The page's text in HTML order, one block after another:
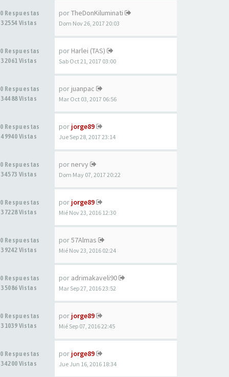
0 Respuestas
32554 Vistas
porTheDonKiluminati
Dom Nov 26, 2017 20:03
0 Respuestas
32061 Vistas
por Harlei (TAS)
Sab Oct 21, 2017 03:00
0 Respuestas
34488 Vistas
por juanpac
Mar Oct 03, 2017 06:56
0 Respuestas
49940 Vistas
por jorge89
Jue Sep 28, 2017 23:14
0 Respuestas
34573 Vistas
por nervy
Dom May 07, 2017 20:22
0 Respuestas
37228 Vistas
por jorge89
Mié Nov 23, 2016 12:30
0 Respuestas
39242 Vistas
por57Almas
Mié Nov 23, 2016 02:24
0 Respuestas
35086 Vistas
por adrimakaveli90
Mar Sep 27, 2016 23:52
0 Respuestas
31039 Vistas
por jorge89
Mié Sep 07, 2016 22:45
0 Respuestas
34200 Vistas
por jorge89
Jue Jun 16, 2016 18:34